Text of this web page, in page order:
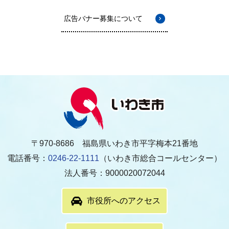
広告バナー募集について
〒970-8686 福島県いわき市平字梅本21番地
電話番号： 0246-22-1111 （いわき市総合コールセンター）
法人番号：9000020072044
市役所へのアクセス